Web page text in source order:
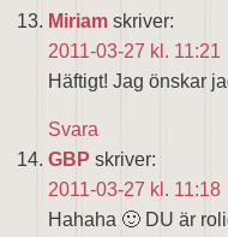
Miriam skriver:
2011-03-27 kl. 11:21
Häftigt! Jag önskar
Svara
GBP skriver:
2011-03-27 kl. 11:18
Hahaha 🙂 DU är